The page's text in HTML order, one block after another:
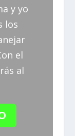
y yo
los
el
al